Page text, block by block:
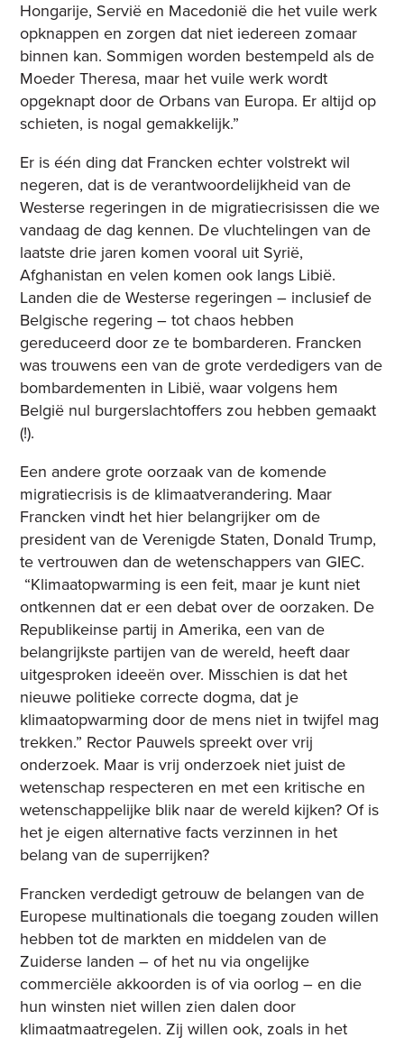
Hongarije, Servië en Macedonië die het vuile werk
opknappen en zorgen dat niet iedereen zomaar
binnen kan. Sommigen worden bestempeld als de
Moeder Theresa, maar het vuile werk wordt
opgeknapt door de Orbans van Europa. Er altijd op
schieten, is nogal gemakkelijk.”
Er is één ding dat Francken echter volstrekt wil
negeren, dat is de verantwoordelijkheid van de
Westerse regeringen in de migratiecrisissen die we
vandaag de dag kennen. De vluchtelingen van de
laatste drie jaren komen vooral uit Syrië,
Afghanistan en velen komen ook langs Libië.
Landen die de Westerse regeringen – inclusief de
Belgische regering – tot chaos hebben
gereduceerd door ze te bombarderen. Francken
was trouwens een van de grote verdedigers van de
bombardementen in Libië, waar volgens hem
België nul burgerslachtoffers zou hebben gemaakt
(!).
Een andere grote oorzaak van de komende
migratiecrisis is de klimaatverandering. Maar
Francken vindt het hier belangrijker om de
president van de Verenigde Staten, Donald Trump,
te vertrouwen dan de wetenschappers van GIEC.
“Klimaatopwarming is een feit, maar je kunt niet
ontkennen dat er een debat over de oorzaken. De
Republikeinse partij in Amerika, een van de
belangrijkste partijen van de wereld, heeft daar
uitgesproken ideeën over. Misschien is dat het
nieuwe politieke correcte dogma, dat je
klimaatopwarming door de mens niet in twijfel mag
trekken.” Rector Pauwels spreekt over vrij
onderzoek. Maar is vrij onderzoek niet juist de
wetenschap respecteren en met een kritische en
wetenschappelijke blik naar de wereld kijken? Of is
het je eigen alternative facts verzinnen in het
belang van de superrijken?
Francken verdedigt getrouw de belangen van de
Europese multinationals die toegang zouden willen
hebben tot de markten en middelen van de
Zuiderse landen – of het nu via ongelijke
commerciële akkoorden is of via oorlog – en die
hun winsten niet willen zien dalen door
klimaatmaatregelen. Zij willen ook, zoals in het